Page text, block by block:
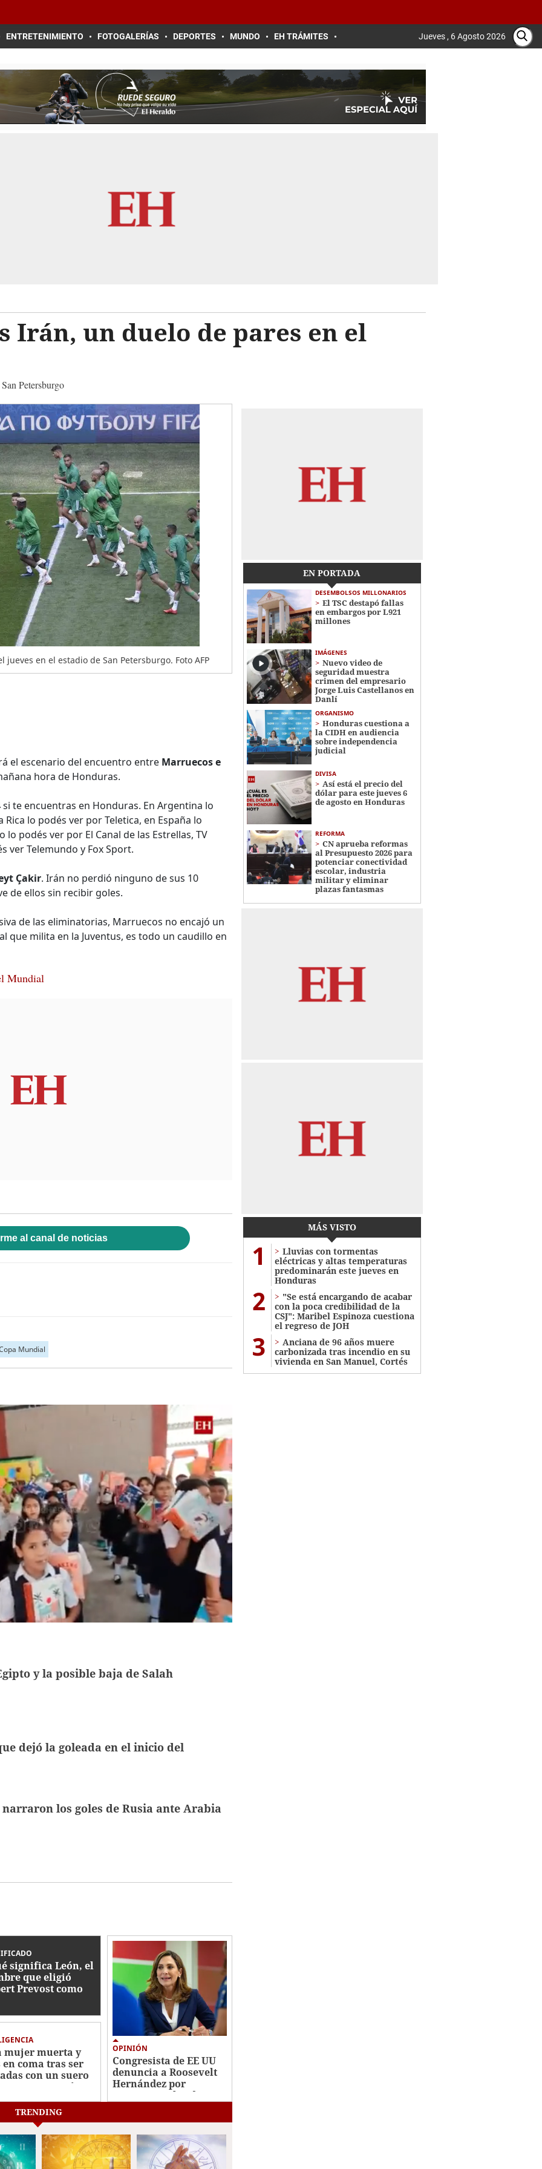
ENTRETENIMIENTO FOTOGALERÍAS DEPORTES MUNDO EH TRÁMITES Jueves , 6 Agosto 2026
Irán, un duelo de pares en el
Petersburgo
en el estadio de San Petersburgo. Foto AFP
el escenario del encuentro entre Marruecos e
hora de Honduras.
si te encuentras en Honduras. En Argentina lo
lo podés ver por Teletica, en España lo
lo podés ver por El Canal de las Estrellas, TV
ver Telemundo y Fox Sport.
Çakir. Irán no perdió ninguno de sus 10
de ellos sin recibir goles.
de las eliminatorias, Marruecos no encajó un
que milita en la Juventus, es todo un caudillo en
Mundial
al canal de noticias
Mundial
y la posible baja de Salah
dejó la goleada en el inicio del
narraron los goles de Rusia ante Arabia
significa León, el
que eligió
Prevost como
mujer muerta y
en coma tras ser
con un suero
en Perú
OPINIÓN
Congresista de EE UU
denuncia a Roosevelt
Hernández por
“acciones cobardes”
EN PORTADA
DESEMBOLSOS MILLONARIOS
El TSC destapó fallas
en embargos por L921
millones
IMÁGENES
Nuevo video de
seguridad muestra
crimen del empresario
Jorge Luis Castellanos en
Danlí
ORGANISMO
Honduras cuestiona a
la CIDH en audiencia
sobre independencia
judicial
DIVISA
Así está el precio del
dólar para este jueves 6
de agosto en Honduras
REFORMA
CN aprueba reformas
al Presupuesto 2026 para
potenciar conectividad
escolar, industria
militar y eliminar
plazas fantasmas
MÁS VISTO
1
Lluvias con tormentas
eléctricas y altas temperaturas
predominarán este jueves en
Honduras
2
"Se está encargando de acabar
con la poca credibilidad de la
CSJ": Maribel Espinoza cuestiona
el regreso de JOH
3
Anciana de 96 años muere
carbonizada tras incendio en su
vivienda en San Manuel, Cortés
TRENDING